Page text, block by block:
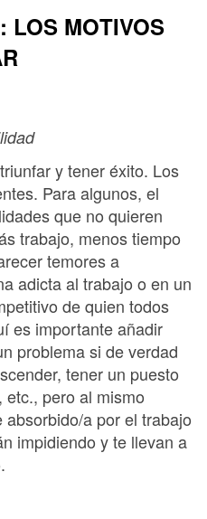
LOS MOTIVOS
y tener éxito. Los
Para algunos, el
que no quieren
trabajo, menos tiempo
temores a
adicta al trabajo o en un
de quien todos
es importante añadir
problema si de verdad
tener un puesto
pero al mismo
a por el trabajo
impidiendo y te llevan a